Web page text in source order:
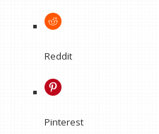
Reddit
Pinterest